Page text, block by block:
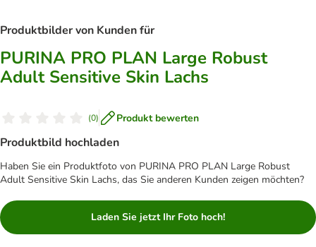
Produktbilder von Kunden für
PURINA PRO PLAN Large Robust
Adult Sensitive Skin Lachs
(0) Produkt bewerten
Produktbild hochladen
Haben Sie ein Produktfoto von PURINA PRO PLAN Large Robust
Adult Sensitive Skin Lachs, das Sie anderen Kunden zeigen möchten?
Laden Sie jetzt Ihr Foto hoch!